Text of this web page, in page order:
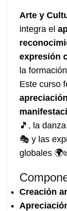
Arte y
integra el
expresión
la
Este curso
🎵, la
🎭 y las
globales
Creación